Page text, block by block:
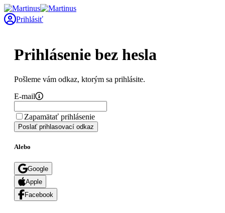
Prihlásiť
Prihlásenie bez hesla
Pošleme vám odkaz, ktorým sa prihlásite.
E-mail
Zapamätať prihlásenie
Poslať prihlasovací odkaz
Alebo
Google
Apple
Facebook